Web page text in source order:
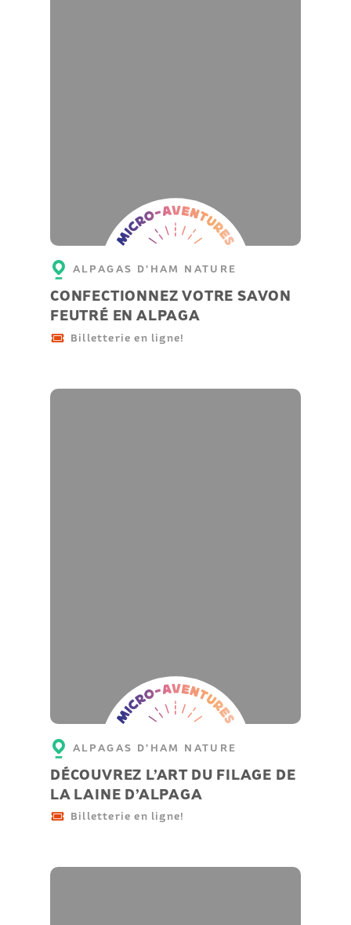
Micro-
aventure
ALPAGAS D'HAM NATURE
CONFECTIONNEZ VOTRE SAVON
FEUTRÉ EN ALPAGA
Billetterie en ligne!
Micro-
aventure
ALPAGAS D'HAM NATURE
DÉCOUVREZ L’ART DU FILAGE DE
LA LAINE D’ALPAGA
Billetterie en ligne!